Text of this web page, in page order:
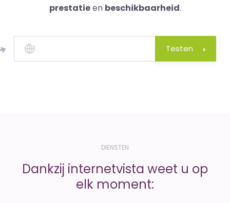
Uptime
is
money
prestatieen beschikbaarheid.
Testen
DIENSTEN
Dankzij internetvista weet u op
elk moment: